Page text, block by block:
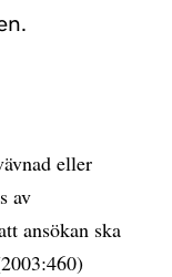
eller
av
ansökan ska